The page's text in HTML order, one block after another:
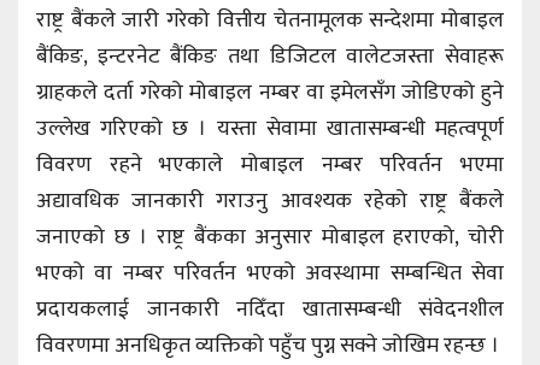
राष्ट्र बैंकले जारी गरेको वित्तीय चेतनामूलक सन्देशमा मोबाइल
बैंकिङ, इन्टरनेट बैंकिङ तथा डिजिटल वालेटजस्ता सेवाहरू
ग्राहकले दर्ता गरेको मोबाइल नम्बर वा इमेलसँग जोडिएको हुने
उल्लेख गरिएको छ । यस्ता सेवामा खातासम्बन्धी महत्वपूर्ण
विवरण रहने भएकाले मोबाइल नम्बर परिवर्तन भएमा
अद्यावधिक जानकारी गराउनु आवश्यक रहेको राष्ट्र बैंकले
जनाएको छ । राष्ट्र बैंकका अनुसार मोबाइल हराएको, चोरी
भएको वा नम्बर परिवर्तन भएको अवस्थामा सम्बन्धित सेवा
प्रदायकलाई जानकारी नदिँदा खातासम्बन्धी संवेदनशील
विवरणमा अनधिकृत व्यक्तिको पहुँच पुग्न सक्ने जोखिम रहन्छ ।